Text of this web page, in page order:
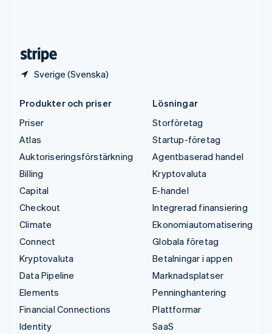
Sverige (Svenska)
Produkter och priser
Priser
Atlas
Auktoriseringsförstärkning
Billing
Capital
Checkout
Climate
Connect
Kryptovaluta
Data Pipeline
Elements
Financial Connections
Identity
Lösningar
Storföretag
Startup-företag
Agentbaserad handel
Kryptovaluta
E-handel
Integrerad finansiering
Ekonomiautomatisering
Globala företag
Betalningar i appen
Marknadsplatser
Penninghantering
Plattformar
SaaS